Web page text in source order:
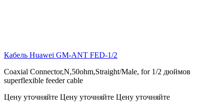
Кабель Huawei GM-ANT FED-1/2
Coaxial Connector,N,50ohm,Straight/Male, for 1/2 дюймов
superflexible feeder cable
Цену уточняйте Цену уточняйте Цену уточняйте